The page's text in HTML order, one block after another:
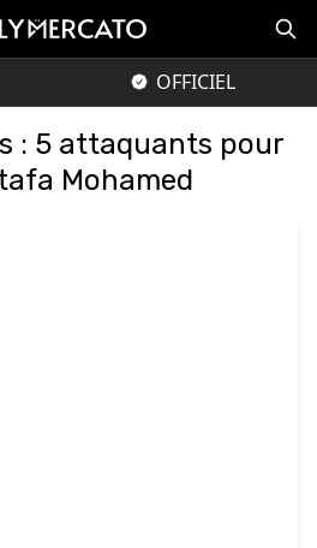
OFFICIEL
: 5 attaquants pour
Mohamed